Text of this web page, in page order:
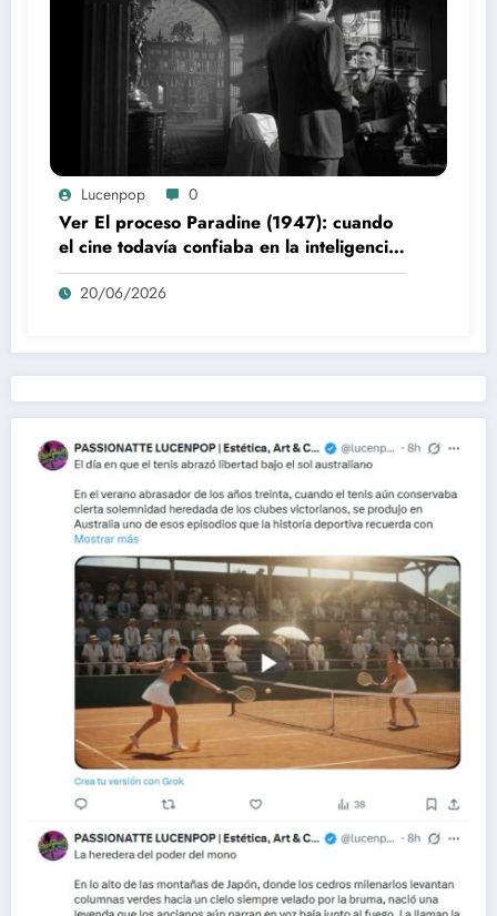
Lucenpop 0
Ver El proceso Paradine (1947): cuando
el cine todavía confiaba en la inteligencia
del espectador
20/06/2026